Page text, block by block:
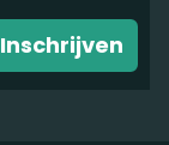
Inschrijven